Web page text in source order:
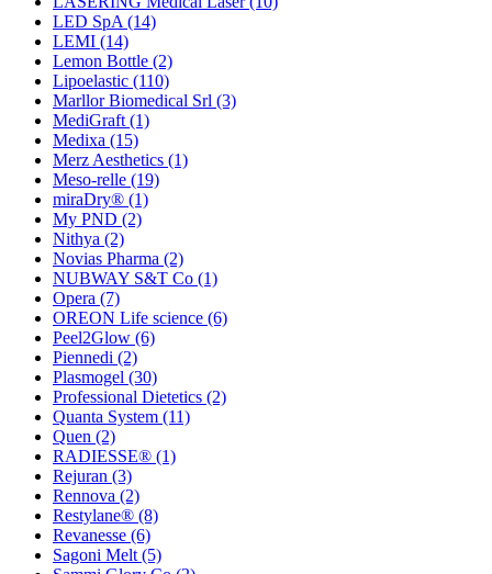
LED SpA (14)
LEMI (14)
Lemon Bottle (2)
Lipoelastic (110)
Marllor Biomedical Srl (3)
MediGraft (1)
Medixa (15)
Merz Aesthetics (1)
Meso-relle (19)
miraDry® (1)
My PND (2)
Nithya (2)
Novias Pharma (2)
NUBWAY S&T Co (1)
Opera (7)
OREON Life science (6)
Peel2Glow (6)
Piennedi (2)
Plasmogel (30)
Professional Dietetics (2)
Quanta System (11)
Quen (2)
RADIESSE® (1)
Rejuran (3)
Rennova (2)
Restylane® (8)
Revanesse (6)
Sagoni Melt (5)